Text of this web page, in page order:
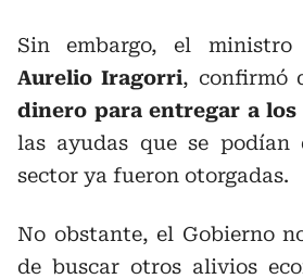
Sin embargo, el
Aurelio Iragorri, confirmó
dinero para entregar a los
las ayudas que se podían
sector ya fueron otorgadas.
No obstante, el Gobierno
de buscar otros alivios